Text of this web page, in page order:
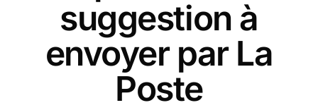
suggestion à
envoyer par La
Poste